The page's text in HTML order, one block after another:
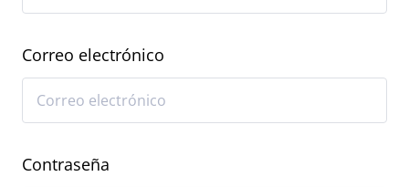
Correo electrónico
Contraseña